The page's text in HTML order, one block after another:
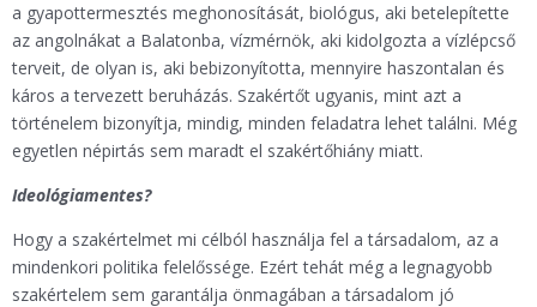
a gyapottermesztés meghonosítását, biológus, aki betelepítette
az angolnákat a Balatonba, vízmérnök, aki kidolgozta a vízlépcső
terveit, de olyan is, aki bebizonyította, mennyire haszontalan és
káros a tervezett beruházás. Szakértőt ugyanis, mint azt a
történelem bizonyítja, mindig, minden feladatra lehet találni. Még
egyetlen népirtás sem maradt el szakértőhiány miatt.
Ideológiamentes?
Hogy a szakértelmet mi célból használja fel a társadalom, az a
mindenkori politika felelőssége. Ezért tehát még a legnagyobb
szakértelem sem garantálja önmagában a társadalom jó